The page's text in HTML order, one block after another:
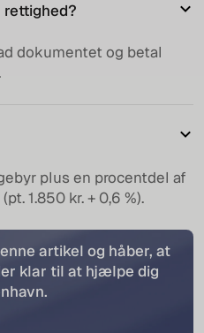
rettighed?
dokumentet og betal
plus en procentdel af
1.850 kr. + 0,6 %).
artikel og håber, at
klar til at hjælpe dig